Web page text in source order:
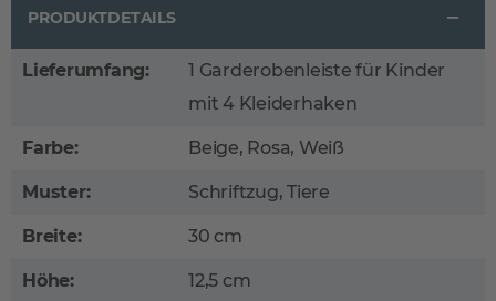
PRODUKTDETAILS
Lieferumfang:
1 Garderobenleiste für Kinder
mit 4 Kleiderhaken
Farbe: Beige, Rosa, Weiß
Muster: Schriftzug, Tiere
Breite: 30 cm
Höhe: 12,5 cm